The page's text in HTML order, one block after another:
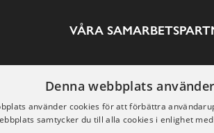
VÅRA
Denna webbplats
använder cookies för att förbättra
samtycker du till alla cookies i enlighet